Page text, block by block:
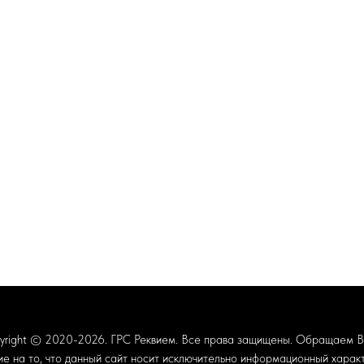
© 2020-2026. ГРС Реквием. Все права защищены. Обращаем
на то, что данный сайт носит исключительно информационный